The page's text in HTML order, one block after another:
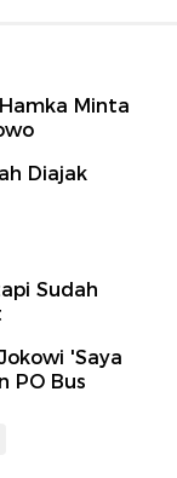
Minta
Diajak
Sudah
'Saya
PO Bus